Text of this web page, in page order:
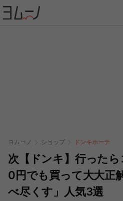
ヨムーノ ショップ ドンキホーテ
次【ドンキ】行った
0円でも買って大大正
べ尽くす」人気3選